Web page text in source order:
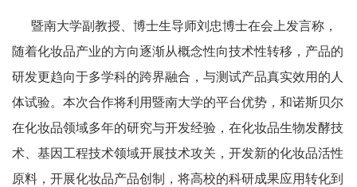
暨南大学副教授、博士生导师刘忠博士在会上发言称，
随着化妆品产业的方向逐渐从概念性向技术性转移，产品的
研发更趋向于多学科的跨界融合，与测试产品真实效用的人
体试验。本次合作将利用暨南大学的平台优势，和诺斯贝尔
在化妆品领域多年的研究与开发经验，在化妆品生物发酵技
术、基因工程技术领域开展技术攻关，开发新的化妆品活性
原料，开展化妆品产品创制，将高校的科研成果应用转化到